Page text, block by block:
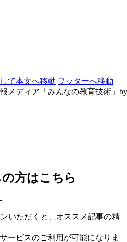
て本文へ移動 フッターへ移動
メディア「みんなの教育技術」by
方はこちら
いただくと、オススメ記事の精
ービスのご利用が可能になりま